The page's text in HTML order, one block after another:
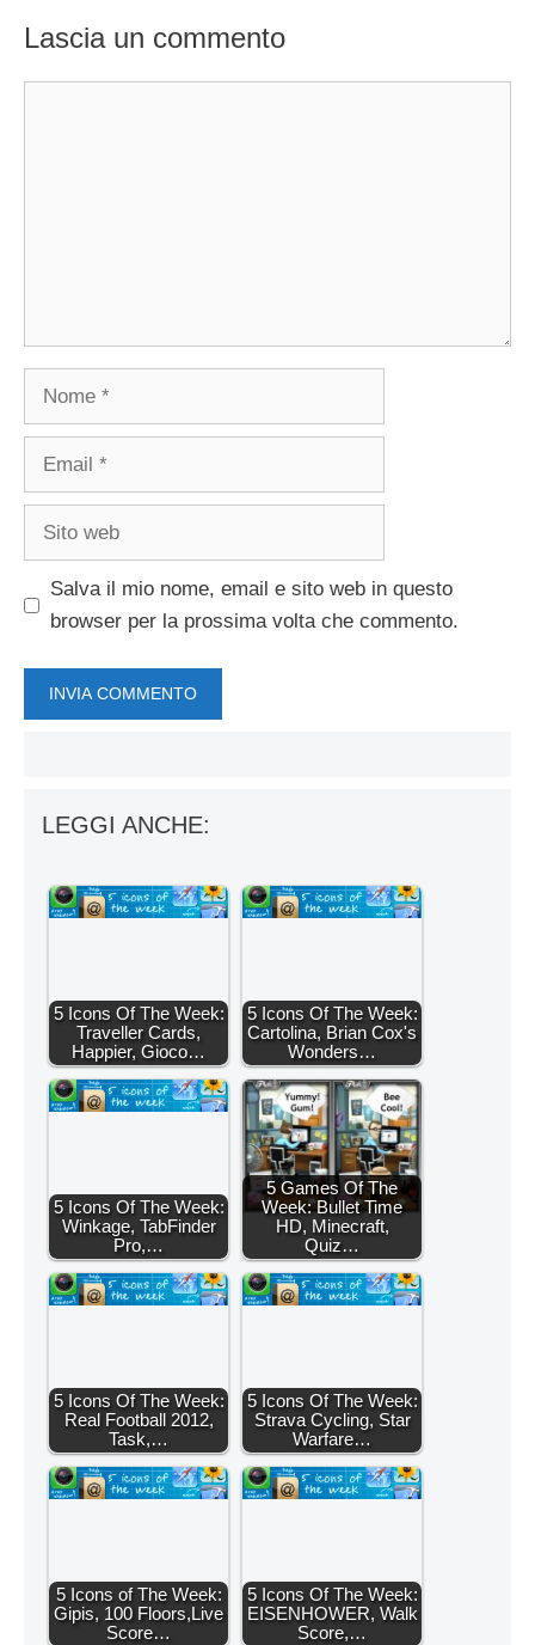
Lascia un commento
Nome
Email
Sito
Salva il mio nome, email e sito web in questo
browser per la prossima volta che commento.
LEGGI ANCHE:
5 Icons Of The Week:
Traveller Cards,
Happier, Gioco…
5 Icons Of The Week:
Cartolina, Brian Cox's
Wonders…
5 Icons Of The Week:
Winkage, TabFinder
Pro,…
5 Games Of The
Week: Bullet Time
HD, Minecraft,
Quiz…
5 Icons Of The Week:
Real Football 2012,
Task,…
5 Icons Of The Week:
Strava Cycling, Star
Warfare…
5 Icons of The Week:
Gipis, 100 Floors,Live
Score…
5 Icons Of The Week:
EISENHOWER, Walk
Score,…